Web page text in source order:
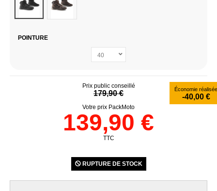
POINTURE
Prix public conseillé
179,90 € Économie réalisée
-40,00 €
Votre prix PackMoto
139,90 €
TTC
RUPTURE DE STOCK